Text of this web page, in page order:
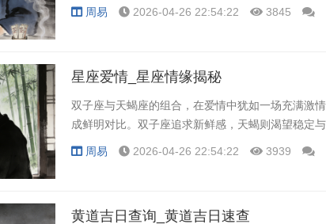
周易 2026-04-26 22:54:22 3845
星座爱情_星座情缘揭秘
双子座与天蝎座的组合，在爱情中犹如一场充满激
成鲜明对比。双子座追求新鲜感，天蝎则渴望稳定
周易 2026-04-26 22:54:22 3939
黄道吉日查询_黄道吉日速查